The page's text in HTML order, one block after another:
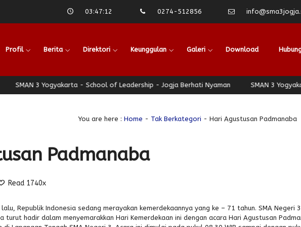
03 :47:13 0274-512856
Profil Berita Direktori Keunggulan Galeri Download
3 Yogyakarta - School of Leadership - Jogja Berhati Nyaman SMAN 3 Yogyakarta -
You are here : Home - Tak Berkategori - Hari Agustusan Padmanaba
Padmanaba
Read 1740x
Republik Indonesia sedang merayakan kemerdekaannya yang ke – 71 tahun. SMA Negeri 3
turut hadir dalam menyemarakkan Hari Kemerdekaan ini dengan acara Hari Agustusan